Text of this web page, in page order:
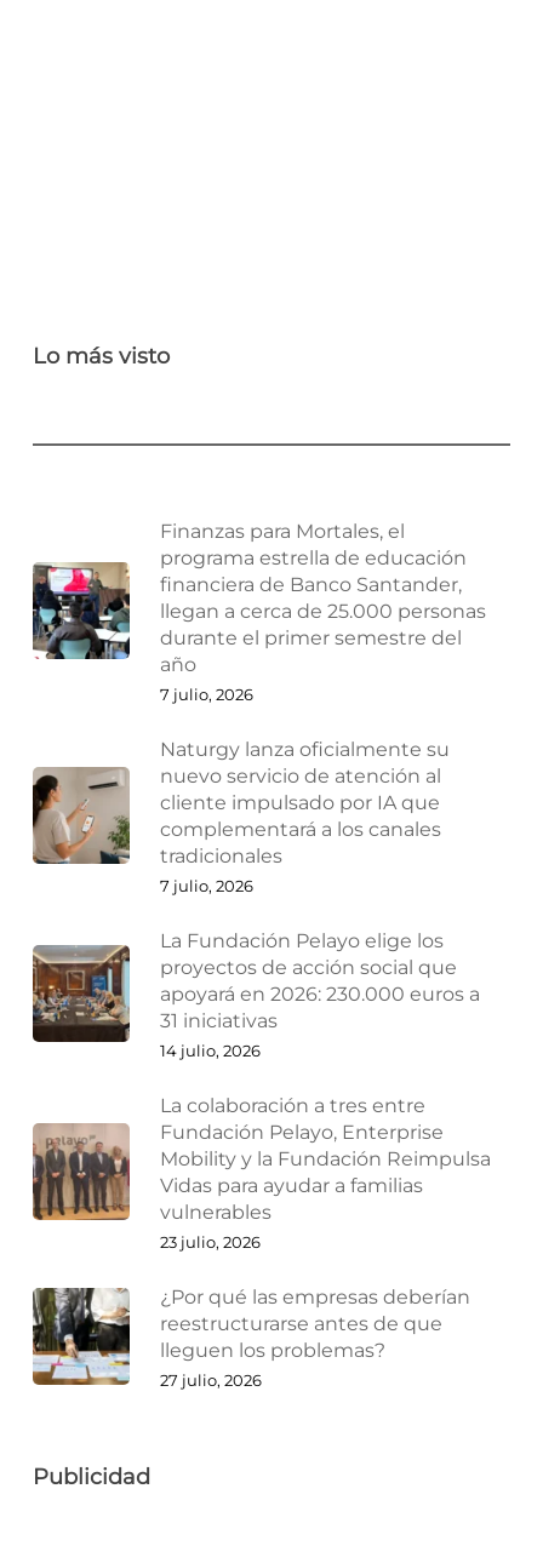
Lo más visto
Finanzas para Mortales, el
programa estrella de educación
financiera de Banco Santander,
llegan a cerca de 25.000 personas
durante el primer semestre del
año
7 julio, 2026
Naturgy lanza oficialmente su
nuevo servicio de atención al
cliente impulsado por IA que
complementará a los canales
tradicionales
7 julio, 2026
La Fundación Pelayo elige los
proyectos de acción social que
apoyará en 2026: 230.000 euros a
31 iniciativas
14 julio, 2026
La colaboración a tres entre
Fundación Pelayo, Enterprise
Mobility y la Fundación Reimpulsa
Vidas para ayudar a familias
vulnerables
23 julio, 2026
¿Por qué las empresas deberían
reestructurarse antes de que
lleguen los problemas?
27 julio, 2026
Publicidad